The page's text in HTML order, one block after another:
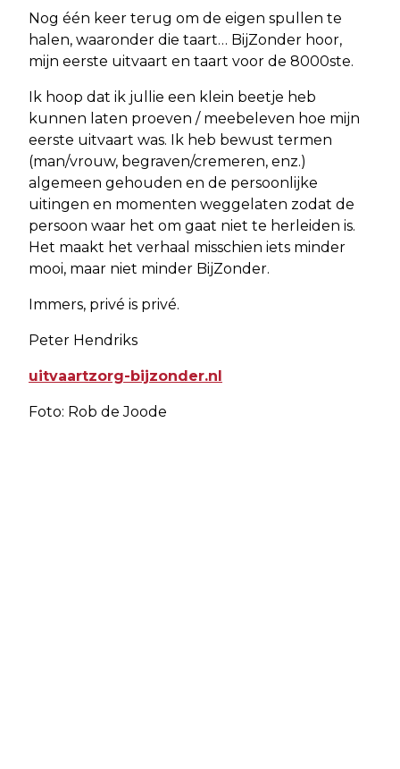
Nog één keer terug om de eigen spullen te
halen, waaronder die taart… BijZonder hoor,
mijn eerste uitvaart en taart voor de 8000ste.
Ik hoop dat ik jullie een klein beetje heb
kunnen laten proeven / meebeleven hoe mijn
eerste uitvaart was. Ik heb bewust termen
(man/vrouw, begraven/cremeren, enz.)
algemeen gehouden en de persoonlijke
uitingen en momenten weggelaten zodat de
persoon waar het om gaat niet te herleiden is.
Het maakt het verhaal misschien iets minder
mooi, maar niet minder BijZonder.
Immers, privé is privé.
Peter Hendriks
uitvaartzorg-bijzonder.nl
Foto: Rob de Joode